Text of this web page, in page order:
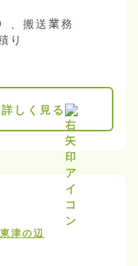
、搬送業務
り
詳しく見る
津の辺